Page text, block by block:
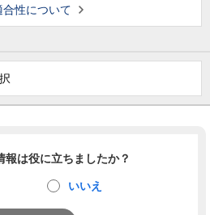
性について
報は役に立ちましたか？
いいえ